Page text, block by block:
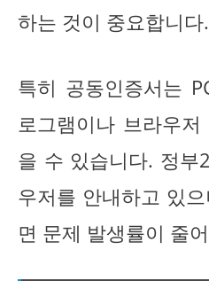
하는 것이 중요합니다.
특히 공동인증서는
로그램이나 브라우
을 수 있습니다. 정
우저를 안내하고 있
면 문제 발생률이 줄